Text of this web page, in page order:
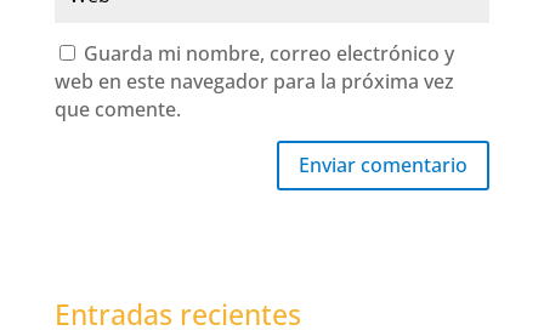
Guarda mi nombre, correo electrónico y
web en este navegador para la próxima vez
que comente.
Enviar comentario
Entradas recientes